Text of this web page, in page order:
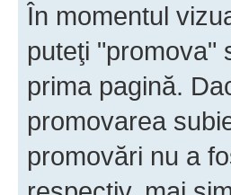
În momentul
puteţi "promova"
prima pagină.
promovarea
promovări nu a